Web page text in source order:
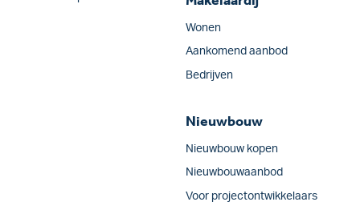
Wonen
Aankomend aanbod
Bedrijven
Nieuwbouw
Nieuwbouw kopen
Nieuwbouwaanbod
Voor projectontwikkelaars